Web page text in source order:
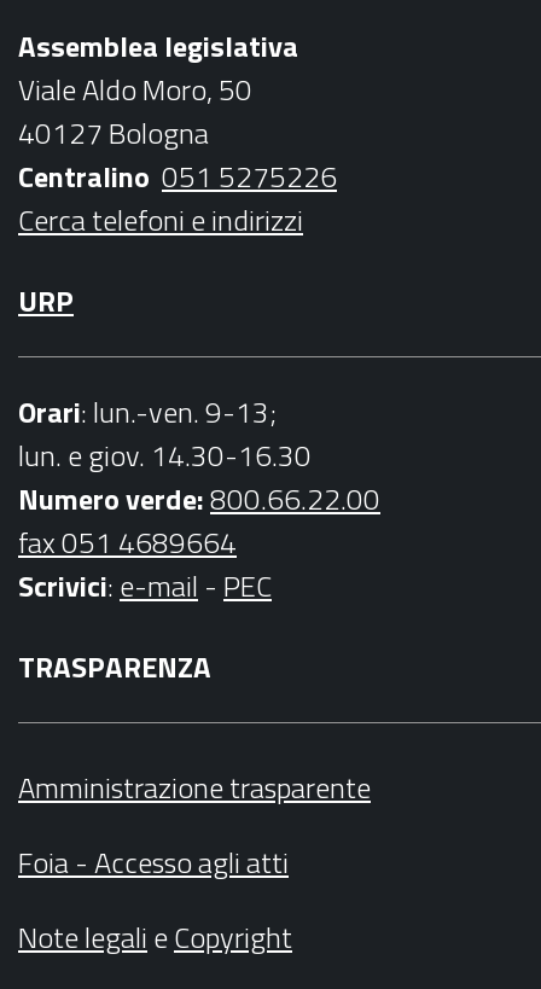
k
a
m
b
e
Assemblea legislativa
Viale Aldo Moro, 50
40127 Bologna
Centralino 051 5275226
Cerca telefoni e indirizzi
URP
Orari: lun.-ven. 9-13;
lun. e giov. 14.30-16.30
Numero verde:800.66.22.00
fax 051 4689664
Scrivici:e-mail - PEC
TRASPARENZA
Amministrazione trasparente
Foia - Accesso agli atti
Note legalieCopyright